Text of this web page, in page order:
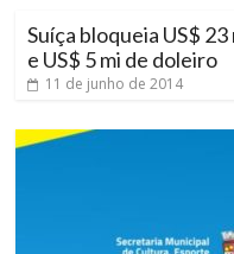
Suíça bloqueia US$
e US$ 5 mi de doleiro
11 de junho de 2014